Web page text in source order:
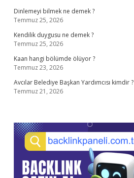
Dinlemeyi bilmek ne demek ?
Temmuz 25, 2026
Kendilik duygusu ne demek ?
Temmuz 25, 2026
Kaan hangi bölümde ölüyor ?
Temmuz 23, 2026
Avcılar Belediye Başkan Yardımcısı kimdir ?
Temmuz 21, 2026